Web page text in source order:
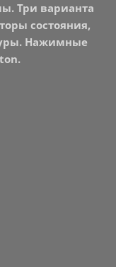
Три варианта
состояния,
Нажимные